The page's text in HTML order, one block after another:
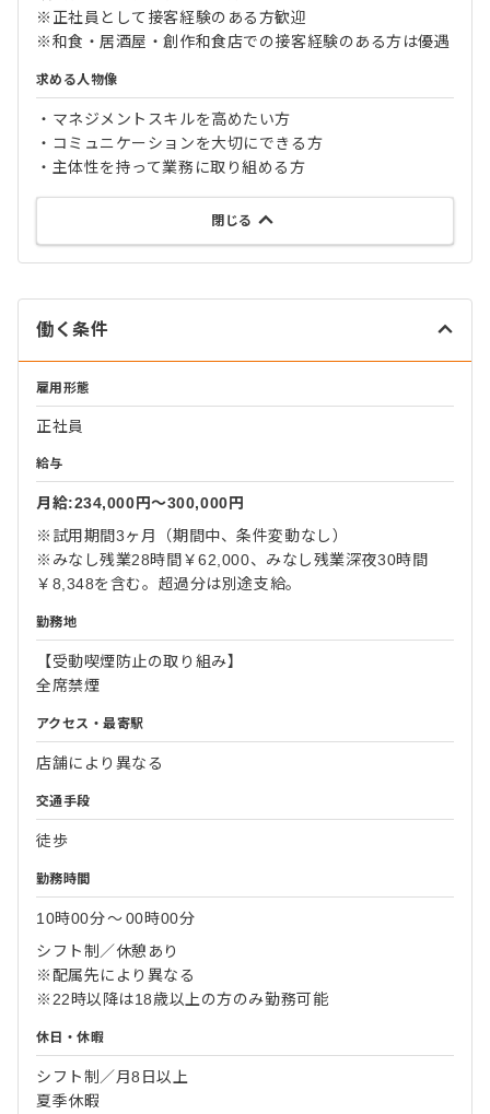
※正社員として接客経験のある方歓迎
※和食・居酒屋・創作和食店での接客経験のある方は優遇
求める人物像
・マネジメントスキルを高めたい方
・コミュニケーションを大切にできる方
・主体性を持って業務に取り組める方
閉じる
働く条件
雇用形態
正社員
給与
月給:234,000円〜300,000円
※試用期間3ヶ月（期間中、条件変動なし）
※みなし残業28時間￥62,000、みなし残業深夜30時間
￥8,348を含む。超過分は別途支給。
勤務地
【受動喫煙防止の取り組み】
全席禁煙
アクセス・最寄駅
店舗により異なる
交通手段
徒歩
勤務時間
10時00分〜00時00分
シフト制／休憩あり
※配属先により異なる
※22時以降は18歳以上の方のみ勤務可能
休日・休暇
シフト制／月8日以上
夏季休暇